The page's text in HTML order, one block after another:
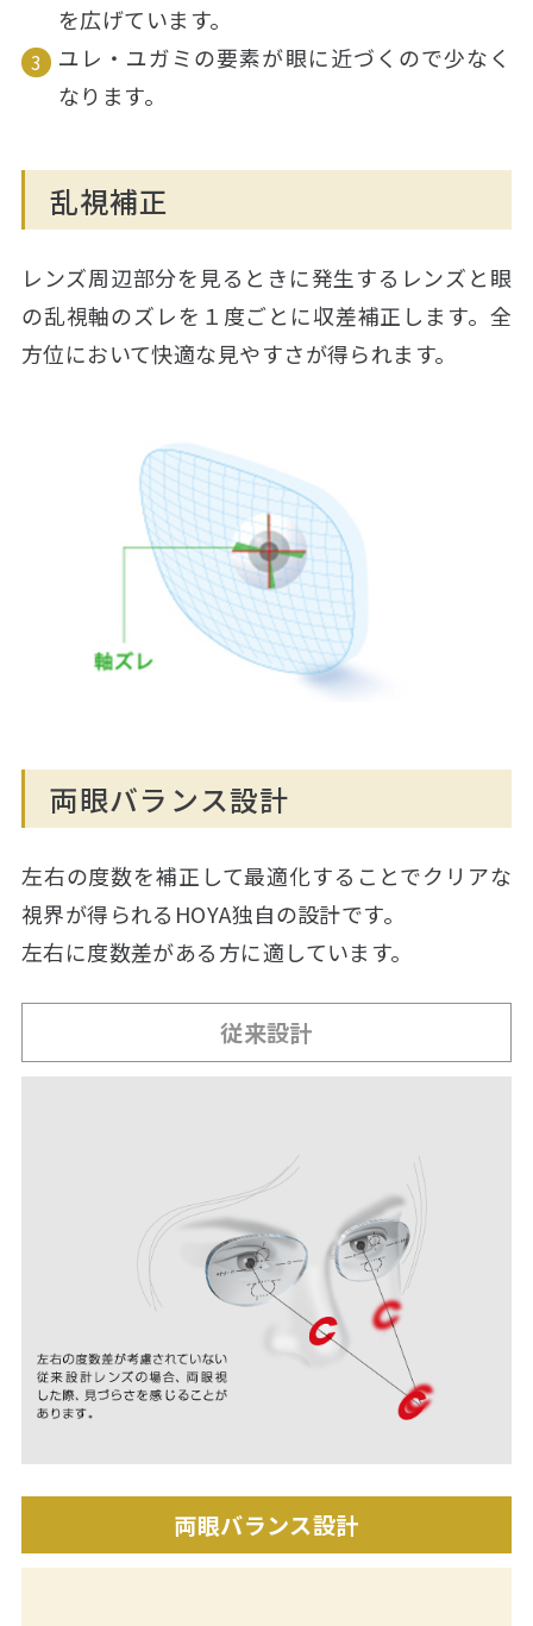
を広げています。
ユレ・ユガミの要素が眼に近づくので少なく
なります。
乱視補正
レンズ周辺部分を見るときに発生するレンズと眼
の乱視軸のズレを１度ごとに収差補正します。全
方位において快適な見やすさが得られます。
両眼バランス設計
左右の度数を補正して最適化することでクリアな
視界が得られるHOYA独自の設計です。
左右に度数差がある方に適しています。
従来設計
両眼バランス設計